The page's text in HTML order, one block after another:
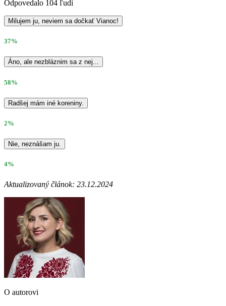
Odpovedalo 104 ľudí
Milujem ju, neviem sa dočkať Vianoc!
37%
Áno, ale nezbláznim sa z nej...
58%
Radšej mám iné koreniny.
2%
Nie, neznášam ju.
4%
Aktualizovaný článok: 23.12.2024
O autorovi